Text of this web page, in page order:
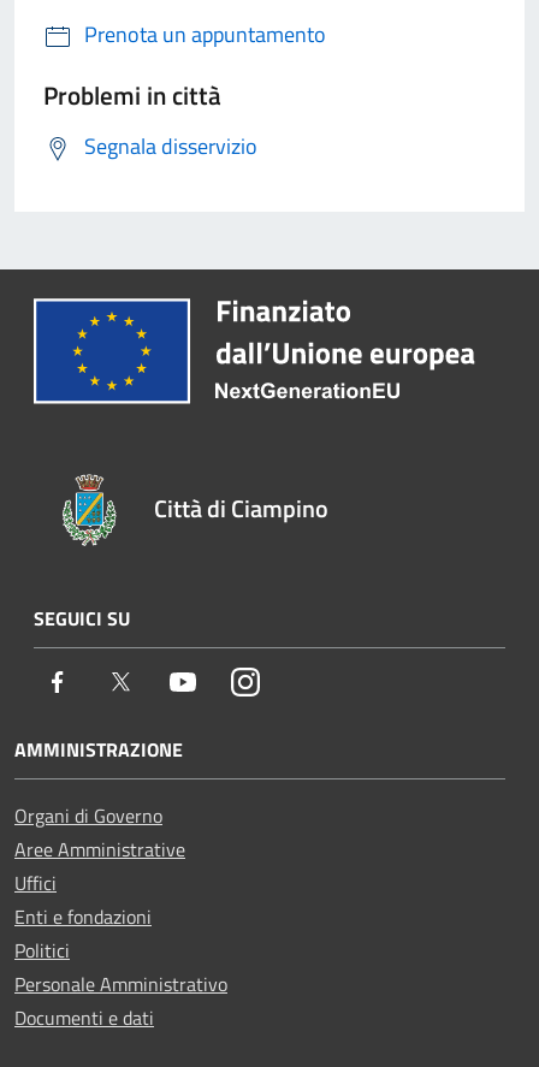
Prenota un appuntamento
Problemi in città
Segnala disservizio
Città di Ciampino
SEGUICI SU
Facebook Twitter YoutubeInstagram
AMMINISTRAZIONE
Organi di Governo
Aree Amministrative
Uffici
Enti e fondazioni
Politici
Personale Amministrativo
Documenti e dati